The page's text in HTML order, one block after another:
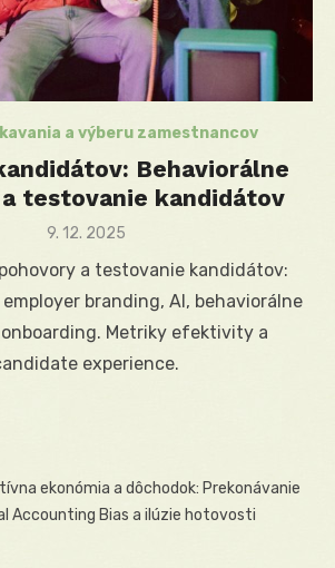
a výberu zamestnancov
Behaviorálne
testovanie kandidátov
Posted
9. 12. 2025
a testovanie kandidátov:
branding, AI, behaviorálne
Metriky efektivity a
experience.
ekonómia a dôchodok: Prekonávanie
Accounting Bias a ilúzie hotovosti